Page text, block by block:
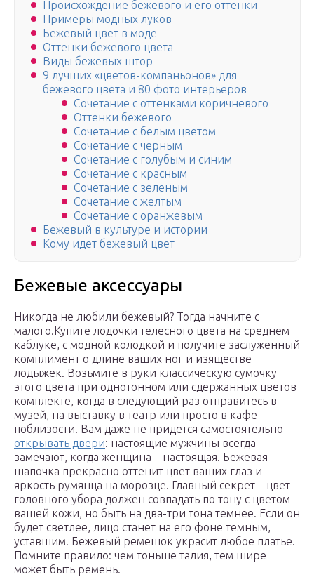
Происхождение бежевого и его оттенки
Примеры модных луков
Бежевый цвет в моде
Оттенки бежевого цвета
Виды бежевых штор
9 лучших «цветов-компаньонов» для
бежевого цвета и 80 фото интерьеров
Сочетание с оттенками коричневого
Оттенки бежевого
Сочетание с белым цветом
Сочетание с черным
Сочетание с голубым и синим
Сочетание с красным
Сочетание с зеленым
Сочетание с желтым
Сочетание с оранжевым
Бежевый в культуре и истории
Кому идет бежевый цвет
Бежевые аксессуары
Никогда не любили бежевый? Тогда начните с
малого.Купите лодочки телесного цвета на среднем
каблуке, с модной колодкой и получите заслуженный
комплимент о длине ваших ног и изяществе
лодыжек. Возьмите в руки классическую сумочку
этого цвета при однотонном или сдержанных цветов
комплекте, когда в следующий раз отправитесь в
музей, на выставку в театр или просто в кафе
поблизости. Вам даже не придется самостоятельно
открывать двери: настоящие мужчины всегда
замечают, когда женщина – настоящая. Бежевая
шапочка прекрасно оттенит цвет ваших глаз и
яркость румянца на морозце. Главный секрет – цвет
головного убора должен совпадать по тону с цветом
вашей кожи, но быть на два-три тона темнее. Если он
будет светлее, лицо станет на его фоне темным,
уставшим. Бежевый ремешок украсит любое платье.
Помните правило: чем тоньше талия, тем шире
может быть ремень.